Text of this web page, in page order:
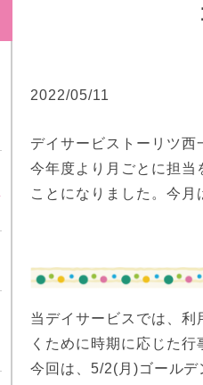
2022/05/11
デイサービストーリツ西
今年度より月ごとに担当
ことになりました。今月
当デイサービスでは、
くために時期に応じた行
今回は、5/2(月)ゴール